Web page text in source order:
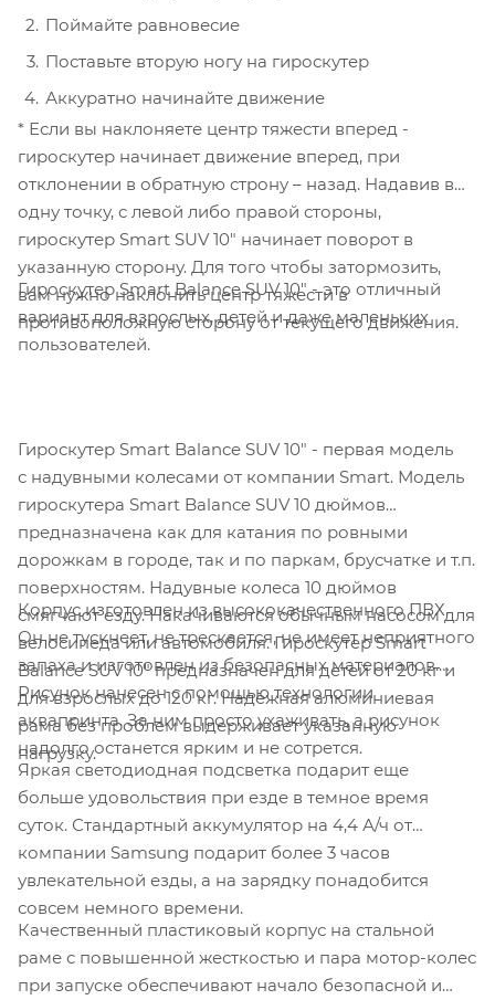
Поймайте равновесие
Поставьте вторую ногу на гироскутер
Аккуратно начинайте движение
* Если вы наклоняете центр тяжести вперед -
гироскутер начинает движение вперед, при
отклонении в обратную строну – назад. Надавив в
одну точку, с левой либо правой стороны,
гироскутер Smart SUV 10" начинает поворот в
указанную сторону. Для того чтобы затормозить,
вам нужно наклонить центр тяжести в
противоположную сторону от текущего движения.
Гироскутер Smart Balance SUV 10" - это отличный
вариант для взрослых, детей и даже маленьких
пользователей.
Гироскутер Smart Balance SUV 10" - первая модель
с надувными колесами от компании Smart. Модель
гироскутера Smart Balance SUV 10 дюймов
предназначена как для катания по ровными
дорожкам в городе, так и по паркам, брусчатке и т.п.
поверхностям. Надувные колеса 10 дюймов
смягчают езду. Накачиваются обычным насосом для
велосипеда или автомобиля. Гироскутер Smart
Balance SUV 10" предназначен для детей от 20 кг и
для взрослых до 120 кг. Надежная алюминиевая
рама без проблем выдерживает указанную
нагрузку.
Корпус изготовлен из высококачественного ПВХ.
Он не тускнеет, не трескается, не имеет неприятного
запаха и изготовлен из безопасных материалов.
Рисунок нанесен с помощью технологии
аквапринта. За ним просто ухаживать, а рисунок
надолго останется ярким и не сотрется.
Яркая светодиодная подсветка подарит еще
больше удовольствия при езде в темное время
суток. Стандартный аккумулятор на 4,4 А/ч от
компании Samsung подарит более 3 часов
увлекательной езды, а на зарядку понадобится
совсем немного времени.
Качественный пластиковый корпус на стальной
раме с повышенной жесткостью и пара мотор-колес
при запуске обеспечивают начало безопасной и